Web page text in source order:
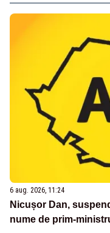
6 aug. 2026, 11:24
Nicușor Dan,
nume de prim-